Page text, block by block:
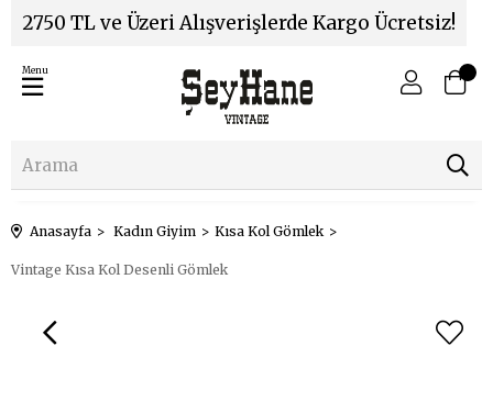
2750 TL ve Üzeri Alışverişlerde Kargo Ücretsiz!
Menu
Anasayfa Kadın Giyim Kısa Kol Gömlek
Vintage Kısa Kol Desenli Gömlek